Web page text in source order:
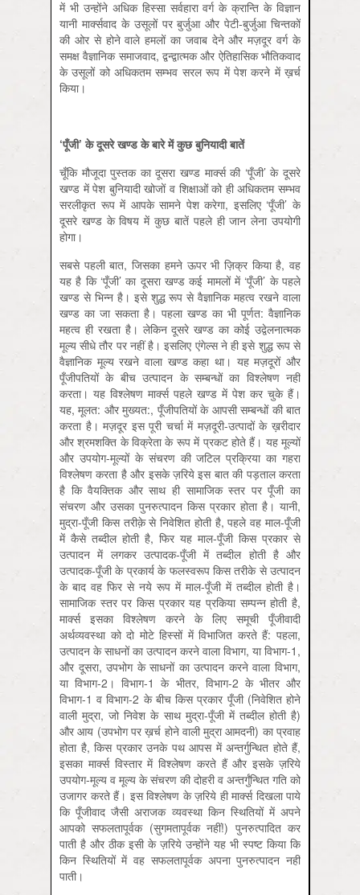
में भी उन्होंने अधिक हिस्सा सर्वहारा वर्ग के क्रान्ति के विज्ञान
यानी मार्क्सवाद के उसूलों पर बुर्जुआ और पेटी-बुर्जुआ चिन्तकों
की ओर से होने वाले हमलों का जवाब देने और मज़दूर वर्ग के
समक्ष वैज्ञानिक समाजवाद, द्वन्द्वात्मक और ऐतिहासिक भौतिकवाद
के उसूलों को अधिकतम सम्भव सरल रूप में पेश करने में ख़र्च
किया।
‘पूँजी’केदूसरेखण्डकेबारेमेंकुछबुनियादीबातें
चूँकि मौजूदा पुस्तक का दूसरा खण्ड मार्क्स की ‘पूँजी’ के दूसरे
खण्ड में पेश बुनियादी खोजों व शिक्षाओं को ही अधिकतम सम्भव
सरलीकृत रूप में आपके सामने पेश करेगा, इसलिए ‘पूँजी’ के
दूसरे खण्ड के विषय में कुछ बातें पहले ही जान लेना उपयोगी
होगा।
सबसे पहली बात, जिसका हमने ऊपर भी ज़िक्र किया है, वह
यह है कि ‘पूँजी’ का दूसरा खण्ड कई मामलों में ‘पूँजी’ के पहले
खण्ड से भिन्न है। इसे शुद्ध रूप से वैज्ञानिक महत्व रखने वाला
खण्ड का जा सकता है। पहला खण्ड का भी पूर्णत: वैज्ञानिक
महत्व ही रखता है। लेकिन दूसरे खण्ड का कोई उद्वेलनात्मक
मूल्य सीधे तौर पर नहीं है। इसलिए एंगेल्स ने ही इसे शुद्ध रूप से
वैज्ञानिक मूल्य रखने वाला खण्ड कहा था। यह मज़दूरों और
पूँजीपतियों के बीच उत्पादन के सम्बन्धों का विश्लेषण नहीं
करता। यह विश्लेषण मार्क्स पहले खण्ड में पेश कर चुके हैं।
यह, मूलत: और मुख्यत:, पूँजीपतियों के आपसी सम्बन्धों की बात
करता है। मज़दूर इस पूरी चर्चा में मज़दूरी-उत्पादों के ख़रीदार
और श्रमशक्ति के विक्रेता के रूप में प्रकट होते हैं। यह मूल्यों
और उपयोग-मूल्यों के संचरण की जटिल प्रक्रिया का गहरा
विश्लेषण करता है और इसके ज़रिये इस बात की पड़ताल करता
है कि वैयक्तिक और साथ ही सामाजिक स्तर पर पूँजी का
संचरण और उसका पुनरुत्पादन किस प्रकार होता है। यानी,
मुद्रा-पूँजी किस तरीक़े से निवेशित होती है, पहले वह माल-पूँजी
में कैसे तब्दील होती है, फिर यह माल-पूँजी किस प्रकार से
उत्पादन में लगकर उत्पादक-पूँजी में तब्दील होती है और
उत्पादक-पूँजी के प्रकार्य के फलस्वरूप किस तरीके से उत्पादन
के बाद वह फिर से नये रूप में माल-पूँजी में तब्दील होती है।
सामाजिक स्तर पर किस प्रकार यह प्रकिया सम्पन्न होती है,
मार्क्स इसका विश्लेषण करने के लिए समूची पूँजीवादी
अर्थव्यवस्था को दो मोटे हिस्सों में विभाजित करते हैं: पहला,
उत्पादन के साधनों का उत्पादन करने वाला विभाग, या विभाग-1,
और दूसरा, उपभोग के साधनों का उत्पादन करने वाला विभाग,
या विभाग-2। विभाग-1 के भीतर, विभाग-2 के भीतर और
विभाग-1 व विभाग-2 के बीच किस प्रकार पूँजी (निवेशित होने
वाली मुद्रा, जो निवेश के साथ मुद्रा-पूँजी में तब्दील होती है)
और आय (उपभोग पर ख़र्च होने वाली मुद्रा आमदनी) का प्रवाह
होता है, किस प्रकार उनके पथ आपस में अन्तर्गुन्थित होते हैं,
इसका मार्क्स विस्तार में विश्लेषण करते हैं और इसके ज़रिये
उपयोग-मूल्य व मूल्य के संचरण की दोहरी व अन्तर्गुंन्थित गति को
उजागर करते हैं। इस विश्लेषण के ज़रिये ही मार्क्स दिखला पाये
कि पूँजीवाद जैसी अराजक व्यवस्था किन स्थितियों में अपने
आपको सफलतापूर्वक (सुगमतापूर्वक नहीं!) पुनरुत्पादित कर
पाती है और ठीक इसी के ज़रिये उन्होंने यह भी स्पष्ट किया कि
किन स्थितियों में वह सफलतापूर्वक अपना पुनरुत्पादन नहीं
पाती।